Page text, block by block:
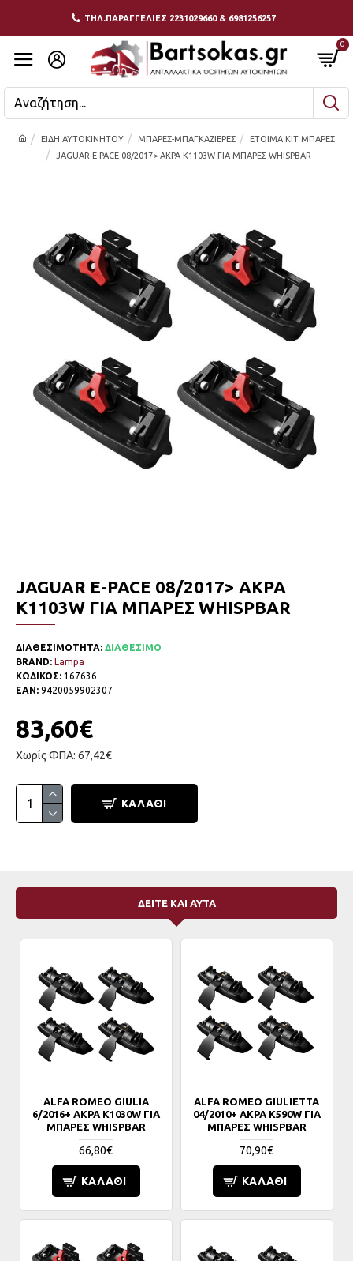
ΤΗΛ.ΠΑΡΑΓΓΕΛΙΕΣ 2231029660 & 6981256257
0
ΕΙΔΗ ΑΥΤΟΚΙΝΗΤΟΥ ΜΠΑΡΕΣ-ΜΠΑΓΚΑΖΙΕΡΕΣ
ΕΤΟΙΜΑ KIT ΜΠΑΡΕΣ
JAGUAR E-PACE 08/2017> ΑΚΡΑ K1103W ΓΙΑ ΜΠΑΡΕΣ WHISPBAR
JAGUAR E-PACE 08/2017> ΑΚΡΑ
K1103W ΓΙΑ ΜΠΑΡΕΣ WHISPBAR
ΔΙΑΘΕΣΙΜΟΤΗΤΑ: ΔΙΑΘΕΣΙΜΟ
BRAND: Lampa
ΚΩΔΙΚΟΣ: 167636
EAN: 9420059902307
83,60€
Χωρίς ΦΠΑ: 67,42€
ΚΑΛΆΘΙ
ΔΕΙΤΕ ΚΑΙ ΑΥΤΑ
ALFA ROMEO GIULIA
6/2016+ ΑΚΡΑ K1030W ΓΙΑ
ΜΠΑΡΕΣ WHISPBAR
66,80€
ΚΑΛΆΘΙ
ALFA ROMEO GIULIETTA
04/2010+ ΑΚΡΑ K590W ΓΙΑ
ΜΠΑΡΕΣ WHISPBAR
70,90€
ΚΑΛΆΘΙ